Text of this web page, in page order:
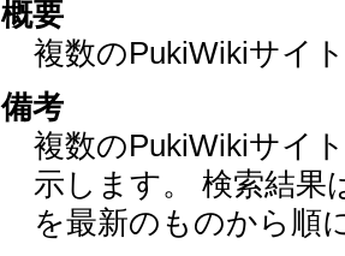
概要
複数のPukiWikiサイ
備考
複数のPukiWikiサイ
示します。 検索結果
を最新のものから順